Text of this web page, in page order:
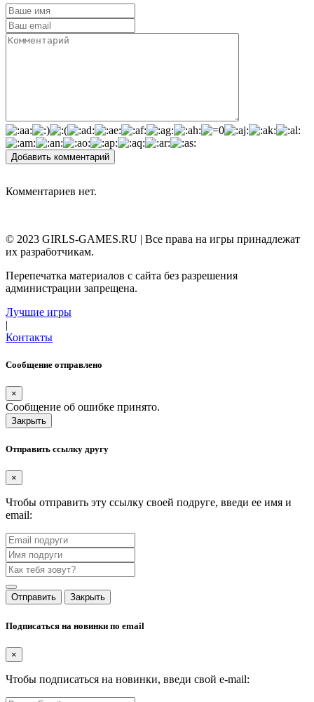
Добавить комментарий
Комментариев нет.
© 2023 GIRLS-GAMES.RU | Все права на игры принадлежат
их разработчикам.
Перепечатка материалов с сайта без разрешения
администрации запрещена.
Лучшие игры
|
Контакты
Сообщение отправлено
×
Сообщение об ошибке принято.
Закрыть
Отправить ссылку другу
×
Чтобы отправить эту ссылку своей подруге, введи ее имя и
email:
Отправить Закрыть
Подписаться на новинки по email
×
Чтобы подписаться на новинки, введи свой e-mail: